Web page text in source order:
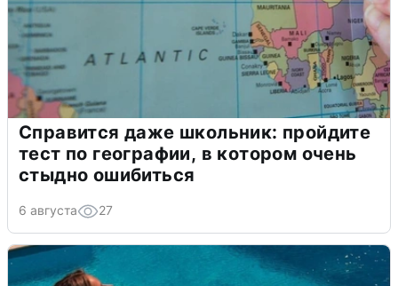
Справится даже школьник: пройдите
тест по географии, в котором очень
стыдно ошибиться
6 августа 27